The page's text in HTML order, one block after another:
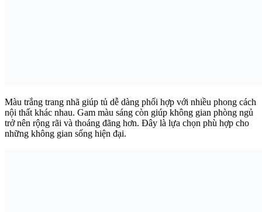
Màu trắng trang nhã giúp tủ dễ dàng phối hợp với nhiều phong cách
nội thất khác nhau. Gam màu sáng còn giúp không gian phòng ngủ
trở nên rộng rãi và thoáng đãng hơn. Đây là lựa chọn phù hợp cho
những không gian sống hiện đại.